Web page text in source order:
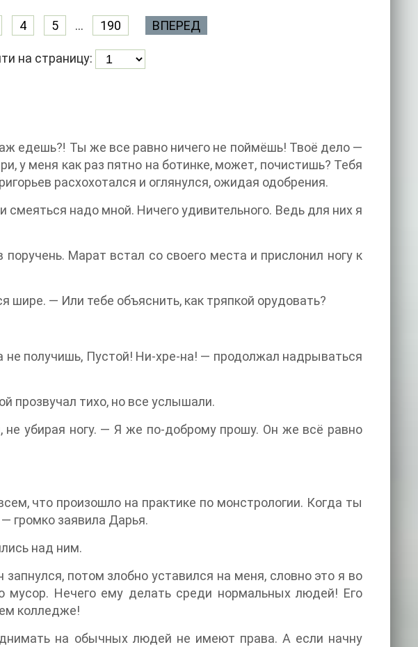
4 5 ... 190 ВПЕРЕД
на страницу:
едешь⁈ Ты же все равно ничего не поймёшь! Твоё дело —
у меня как раз пятно на ботинке, может, почистишь? Тебя
расхохотался и оглянулся, ожидая одобрения.
смеяться надо мной. Ничего удивительного. Ведь для них я
Марат встал со своего места и прислонил ногу к
— Или тебе объяснить, как тряпкой орудовать?
не получишь, Пустой! Ни-хре-на! — продолжал надрываться
прозвучал тихо, но все услышали.
убирая ногу. — Я же по-доброму прошу. Он же всё равно
что произошло на практике по монстрологии. Когда ты
громко заявила Дарья.
над ним.
потом злобно уставился на меня, словно это я во
Нечего ему делать среди нормальных людей! Его
колледже!
на обычных людей не имеют права. А если начну